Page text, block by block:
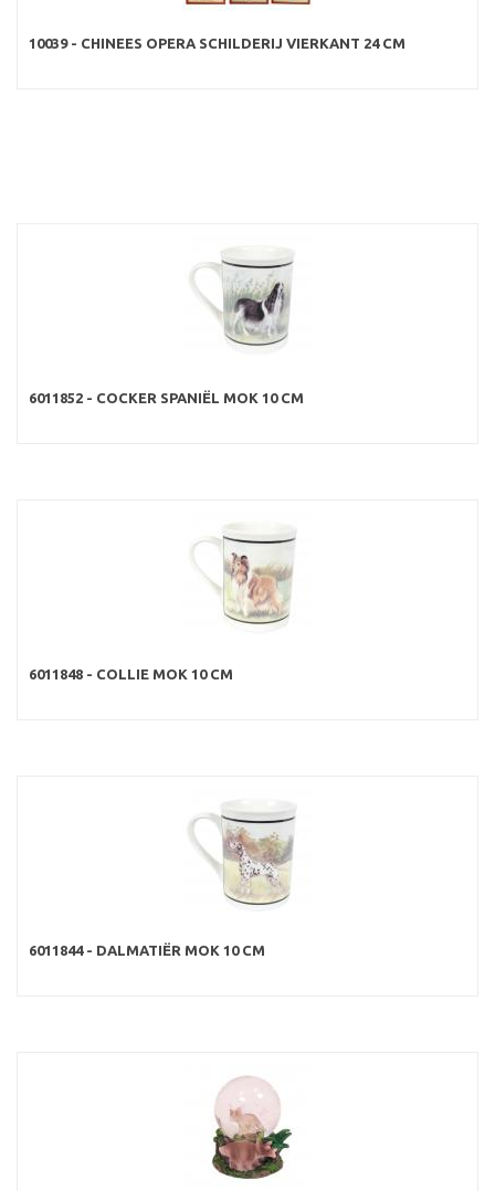
10039 - CHINEES OPERA SCHILDERIJ VIERKANT 24 CM
6011852 - COCKER SPANIËL MOK 10 CM
6011848 - COLLIE MOK 10 CM
6011844 - DALMATIËR MOK 10 CM